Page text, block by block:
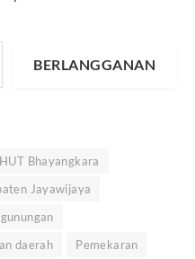
BERLANGGANAN
HUT Bhayangkara
Jayawijaya
daerah
Pemekaran